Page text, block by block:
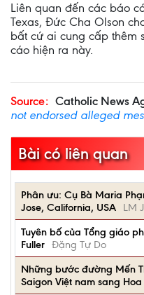
Liên quan đến các báo
Texas, Đức Cha Olson
bất cứ ai cung cấp thêm
cáo hiện ra này.
Source: Catholic News
not endorsed alleged
Bài có liên quan
Phân ưu: Cụ Bà Maria
Jose, California, USA
LM
Tuyên bố của Tổng giáo
Fuller Đặng Tự Do
Những bước đường Mến
Saigon Việt nam sang Hoa